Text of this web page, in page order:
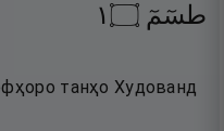
طسٓمٓ ۝١
танҳо Худованд